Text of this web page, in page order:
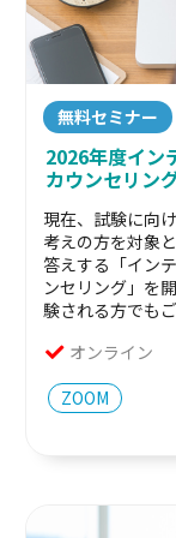
無料セミナー
2026年度イン
カウンセリン
現在、試験に向
考えの方を対象
答えする「イン
ンセリング」を
験される方でも
オンライン
ZOOM